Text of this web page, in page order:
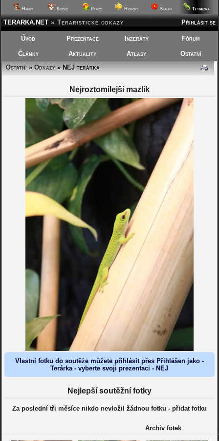
Hafíci Kočičí Ptáčci Rybičky Skalky Terárka
Přihlásit se
TERARKA.NET » Teraristické odkazy
Úvod Prezentace Inzeráty Fórum
Články Aktuality Atlasy
Ostatní
Ostatní»Odkazy» NEJ terárka
Nejroztomilejší mazlík
Vlastní fotku do soutěže můžete přihlásit přes Přihlášen jako -
Terárka - vyberte svoji prezentaci - NEJ
Nejlepší soutěžní fotky
Za poslední tři měsíce nikdo nevložil žádnou fotku - přidat fotku
Archiv fotek